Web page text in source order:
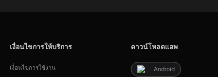
เงื่อนไขการให้บริการ
เงื่อนไขการใช้งาน
ดาวน์โหลดแอพ
Android